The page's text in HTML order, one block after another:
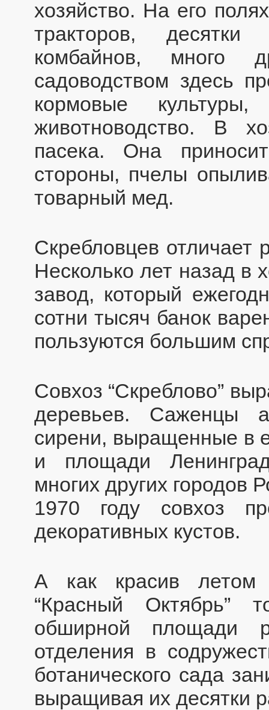
хозяйство. На его
тракторов, десятки
комбайнов, много
садоводством здесь
кормовые культуры,
животноводство. В
пасека. Она
стороны, пчелы
товарный мед.
Скребловцев отличает
Несколько лет назад в
завод, который
сотни тысяч банок
пользуются большим
Совхоз “Скреблово”
деревьев. Саженцы
сирени, выращенные в
и площади
многих других городов
1970 году совхоз
декоративных кустов.
А как красив летом
“Красный Октябрь”
обширной площади
отделения в
ботанического сада
выращивая их десятки